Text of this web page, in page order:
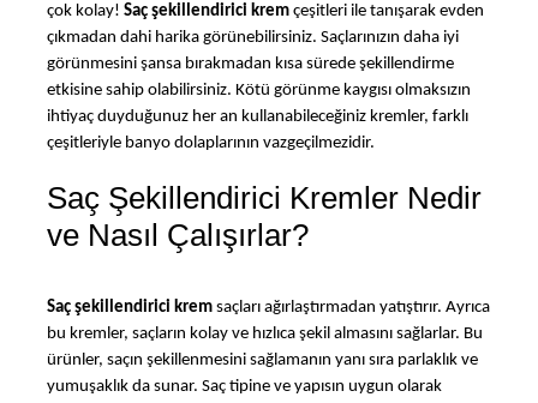
çok kolay! Saç şekillendirici krem çeşitleri ile tanışarak evden
çıkmadan dahi harika görünebilirsiniz. Saçlarınızın daha iyi
görünmesini şansa bırakmadan kısa sürede şekillendirme
etkisine sahip olabilirsiniz. Kötü görünme kaygısı olmaksızın
ihtiyaç duyduğunuz her an kullanabileceğiniz kremler, farklı
çeşitleriyle banyo dolaplarının vazgeçilmezidir.
Saç Şekillendirici Kremler Nedir
ve Nasıl Çalışırlar?
Saç şekillendirici krem saçları ağırlaştırmadan yatıştırır. Ayrıca
bu kremler, saçların kolay ve hızlıca şekil almasını sağlarlar. Bu
ürünler, saçın şekillenmesini sağlamanın yanı sıra parlaklık ve
yumuşaklık da sunar. Saç tipine ve yapısın uygun olarak